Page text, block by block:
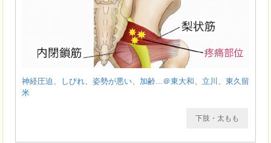
神経圧迫、しびれ、姿勢が悪い、加齢...＠東大和、立川、東久留
米
下肢・太もも